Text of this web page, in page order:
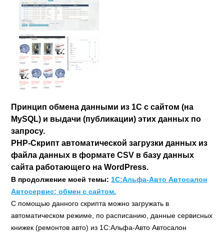
Принцип обмена данными из 1С с сайтом (на
MySQL) и выдачи (публикации) этих данных по
запросу.
PHP-Скрипт автоматической загрузки данных из
файла данных в формате CSV в базу данных
сайта работающего на WordPress.
В продолжение моей темы: 1С:Альфа-Авто Автосалон
Автосервис: обмен с сайтом.
С помощью данного скрипта можно загружать в
автоматическом режиме, по расписанию, данные сервисных
книжек (ремонтов авто) из 1С:Альфа-Авто Автосалон